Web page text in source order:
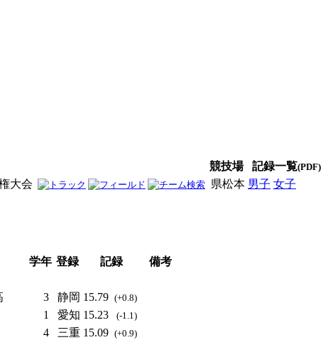
競技場 記録一覧(PDF)
大会 県松本 男子 女子
学年 登録 記録
備考
3 静岡 15.79 (+0.8)
1 愛知 15.23 (-1.1)
4 三重 15.09 (+0.9)